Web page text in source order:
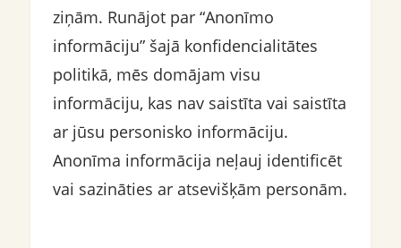
ziņām. Runājot par “Anonīmo
informāciju” šajā konfidencialitātes
politikā, mēs domājam visu
informāciju, kas nav saistīta vai saistīta
ar jūsu personisko informāciju.
Anonīma informācija neļauj identificēt
vai sazināties ar atsevišķām personām.